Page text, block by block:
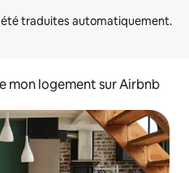
mon logement sur Airbnb